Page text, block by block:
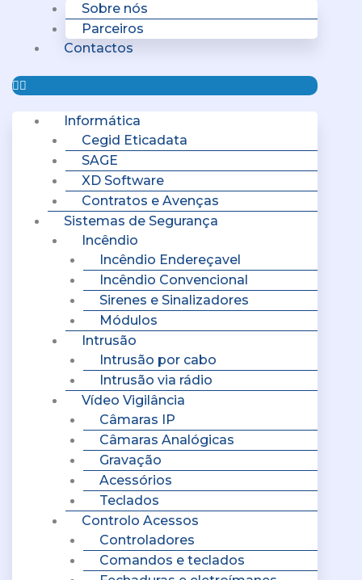
Sobre nós
Parceiros
Contactos
Informática
Cegid Eticadata
SAGE
XD Software
Contratos e Avenças
Sistemas de Segurança
Incêndio
Incêndio Endereçavel
Incêndio Convencional
Sirenes e Sinalizadores
Módulos
Intrusão
Intrusão por cabo
Intrusão via rádio
Vídeo Vigilância
Câmaras IP
Câmaras Analógicas
Gravação
Acessórios
Teclados
Controlo Acessos
Controladores
Comandos e teclados